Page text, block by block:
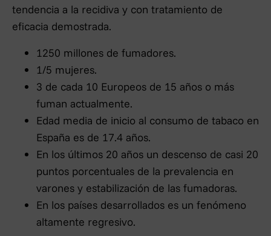
tendencia a la recidiva y con tratamiento de
eficacia demostrada.
1250 millones de fumadores.
1/5 mujeres.
3 de cada 10 Europeos de 15 años o más
fuman actualmente.
Edad media de inicio al consumo de tabaco en
España es de 17.4 años.
En los últimos 20 años un descenso de casi 20
puntos porcentuales de la prevalencia en
varones y estabilización de las fumadoras.
En los países desarrollados es un fenómeno
altamente regresivo.